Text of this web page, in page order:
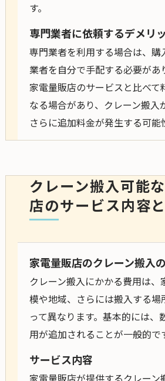
す。
専門業者に依頼するデメリ
専門業者を利用する場合は、購
業者を自分で手配する必要があ
家電量販店のサービスと比べて
なる場合があり、クレーン搬入
さらに追加料金が発生する可能
クレーン搬入可能
店のサービス内容
家電量販店のクレーン搬入
クレーン搬入にかかる費用は、
模や地域、さらには搬入する場
って異なります。基本的には、
用が追加されることが一般的で
サービス内容
家電量販店が提供するクレーン